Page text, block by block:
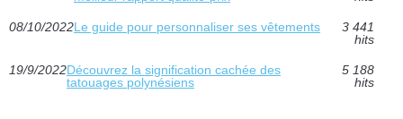
08/10/2022Le guide pour personnaliser ses vêtements
3 441
hits
19/9/2022Découvrez la signification cachée des
tatouages polynésiens
5 188
hits